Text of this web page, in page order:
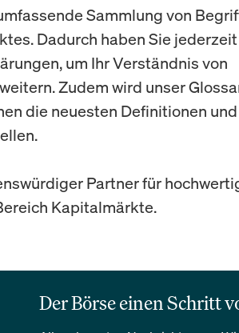
Sammlung von
Dadurch haben Sie jederzeit
um Ihr Verständnis von
Zudem wird unser
die neuesten Definitionen und
Partner für
Kapitalmärkte.
Der Börse einen Schritt